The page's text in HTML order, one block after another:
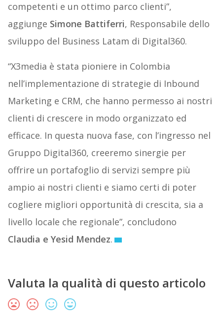
competenti e un ottimo parco clienti”,
aggiunge Simone Battiferri, Responsabile dello
sviluppo del Business Latam di Digital360.
“X3media è stata pioniere in Colombia
nell’implementazione di strategie di Inbound
Marketing e CRM, che hanno permesso ai nostri
clienti di crescere in modo organizzato ed
efficace. In questa nuova fase, con l’ingresso nel
Gruppo Digital360, creeremo sinergie per
offrire un portafoglio di servizi sempre più
ampio ai nostri clienti e siamo certi di poter
cogliere migliori opportunità di crescita, sia a
livello locale che regionale”, concludono
Claudia e Yesid Mendez.
Valuta la qualità di questo articolo